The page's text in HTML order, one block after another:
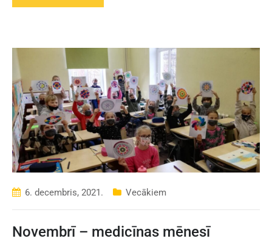
6. decembris, 2021. Vecākiem
Novembrī – medicīnas mēnesī